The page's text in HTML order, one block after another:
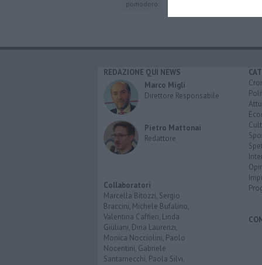
pomodoro
REDAZIONE QUI NEWS
Marco Migli
Direttore Responsabile
Pietro Mattonai
Redattore
Collaboratori
Marcella Bitozzi, Sergio
Braccini, Michele Bufalino,
Valentina Caffieri, Linda
Giuliani, Dina Laurenzi,
Monica Nocciolini, Paolo
Nocentini, Gabriele
Santarnecchi, Paola Silvi.